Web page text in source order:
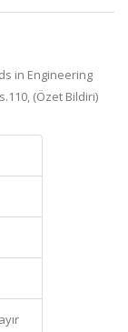
in Engineering
(Özet Bildiri)